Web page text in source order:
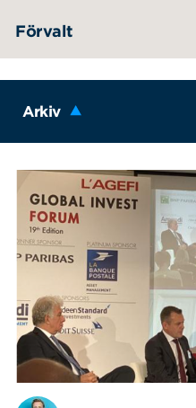
Förvalt
Arkiv